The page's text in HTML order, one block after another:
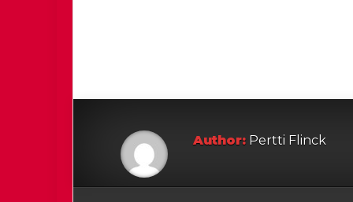
Author: Pertti Flinck